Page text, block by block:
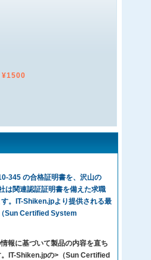
¥1500
345 の合格証明書を、沢山の
は関連認証証明書を備えた求職
。IT-Shiken.jpより提供される最
Sun Certified System
報に基づいて製品の内容を直ち
IT-Shiken.jpの>（Sun Certified